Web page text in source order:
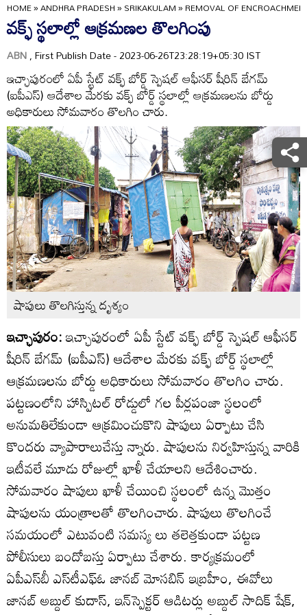
HOME»ANDHRA PRADESH»SRIKAKULAM»REMOVAL OF
వక్ఫ్‌ స్థలాల్లో ఆక్రమణల తొలగింపు
ABN, First Publish Date - 2023-06-26T23:28:19+05:30 IST
ఇచ్ఛాపురంలో ఏపీ స్టేట్‌ వక్ఫ్‌ బోర్డ్‌ స్పెషల్‌ ఆఫీసర్‌ షీరిన్‌ బేగమ్‌
(ఐపీఎస్‌) ఆదేశాల మేరకు వక్ఫ్‌ బోర్డ్‌ స్థలాల్లో ఆక్రమణలను బోర్డు
అధికారులు సోమవారం తొలగిం చారు.
షాపులు తొలగిస్తున్న దృశ్యం
ఇచ్ఛాపురం:ఇచ్ఛాపురంలో ఏపీ స్టేట్‌ వక్ఫ్‌ బోర్డ్‌ స్పెషల్‌ ఆఫీసర్‌
షీరిన్‌ బేగమ్‌ (ఐపీఎస్‌) ఆదేశాల మేరకు వక్ఫ్‌ బోర్డ్‌ స్థలాల్లో
ఆక్రమణలను బోర్డు అధికారులు సోమవారం తొలగిం చారు.
పట్టణంలోని హాస్పిటల్‌ రోడ్డులో గల పీర్లపంజా స్థలంలో
అనుమతిలేకుండా ఆక్రమించుకొని షాపులు ఏర్పాటు చేసి
కొందరు వ్యాపారాలుచేస్తు న్నారు. షాపులను నిర్వహిస్తున్న వారికి
ఇటీవలే మూడు రోజుల్లో ఖాళీ చేయాలని ఆదేశించారు.
సోమవారం షాపులు ఖాళీ చేయించి స్థలంలో ఉన్న మొత్తం
షాపులను యంత్రాలతో తొలగించారు. షాపులు తొలగించే
సమయంలో ఎటువంటి సమస్య లు తలెత్తకుండా పట్టణ
పోలీసులు బందోబస్తు ఏర్పాటు చేశారు. కార్యక్రమంలో
ఏపీఎస్‌బీ ఎస్‌టీఎఫ్‌ఓ జానబ్‌ మోసబిన్‌ ఇబ్రహీం, ఈవోలు
జానబ్‌ అబ్దుల్‌ కుదాస్‌, ఇన్‌స్పెక్టర్‌ ఆడిటర్లు అబ్దుల్‌ సాదిక్‌ షేక్‌,